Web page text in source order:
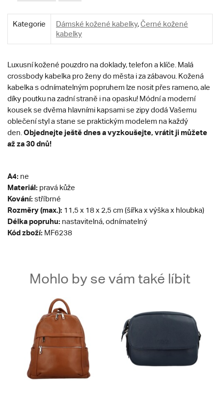
Kategorie Dámské kožené kabelky,Černé kožené
kabelky
Luxusní kožené pouzdro na doklady, telefon a klíče. Malá
crossbody kabelka pro ženy do města i za zábavou. Kožená
kabelka s odnímatelným popruhem lze nosit přes rameno, ale
díky poutku na zadní straně i na opasku! Módní a moderní
kousek se dvěma hlavními kapsami se zipy dodá Vašemu
oblečení styl a stane se praktickým modelem na každý
den. Objednejte ještě dnes a vyzkoušejte, vrátit ji můžete
až za 30 dnů!
A4: ne
Materiál: pravá kůže
Kování: stříbrné
Rozměry (max.): 11,5 x 18 x 2,5 cm (šířka x výška x hloubka)
Délka popruhu: nastavitelná, odnímatelný
Kód zboží: MF6238
Mohlo by se vám také líbit